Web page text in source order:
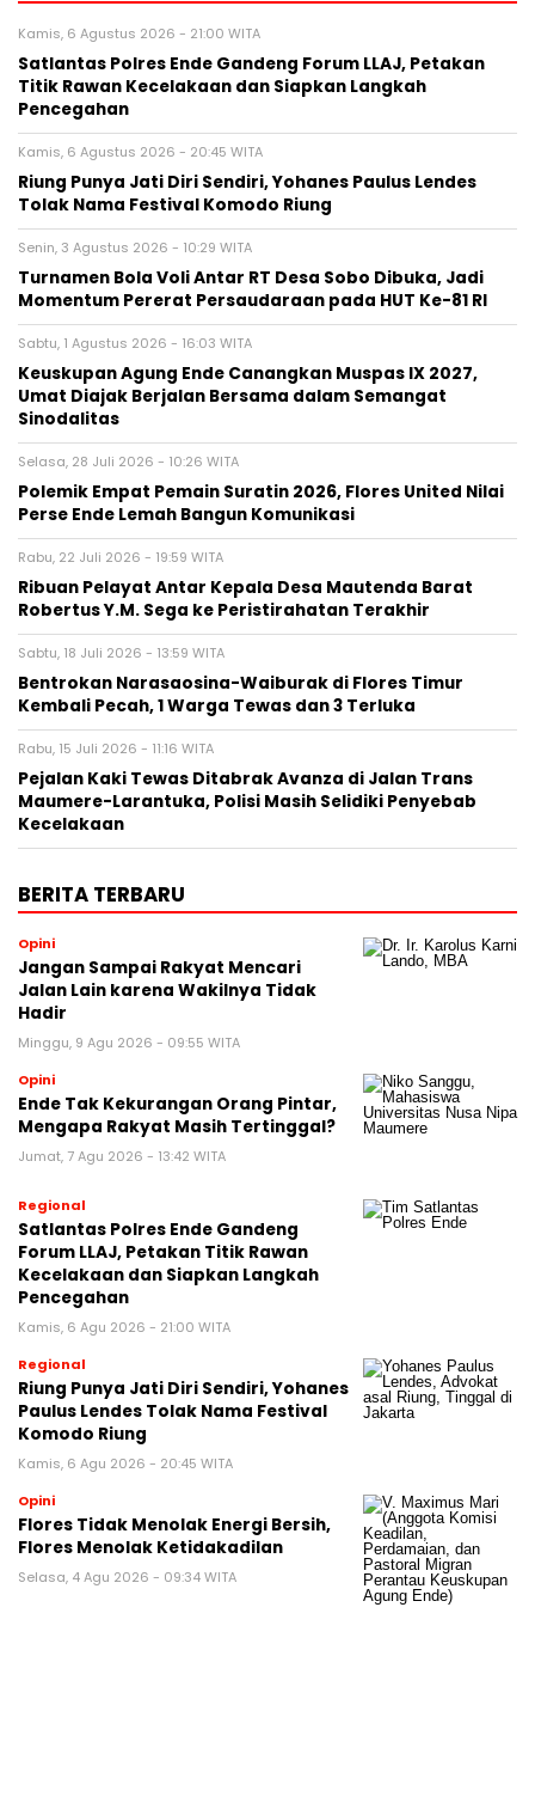
Kamis, 6 Agustus 2026 - 21:00 WITA
Satlantas Polres Ende Gandeng Forum LLAJ, Petakan
Titik Rawan Kecelakaan dan Siapkan Langkah
Pencegahan
Kamis, 6 Agustus 2026 - 20:45 WITA
Riung Punya Jati Diri Sendiri, Yohanes Paulus Lendes
Tolak Nama Festival Komodo Riung
Senin, 3 Agustus 2026 - 10:29 WITA
Turnamen Bola Voli Antar RT Desa Sobo Dibuka, Jadi
Momentum Pererat Persaudaraan pada HUT Ke-81 RI
Sabtu, 1 Agustus 2026 - 16:03 WITA
Keuskupan Agung Ende Canangkan Muspas IX 2027,
Umat Diajak Berjalan Bersama dalam Semangat
Sinodalitas
Selasa, 28 Juli 2026 - 10:26 WITA
Polemik Empat Pemain Suratin 2026, Flores United Nilai
Perse Ende Lemah Bangun Komunikasi
Rabu, 22 Juli 2026 - 19:59 WITA
Ribuan Pelayat Antar Kepala Desa Mautenda Barat
Robertus Y.M. Sega ke Peristirahatan Terakhir
Sabtu, 18 Juli 2026 - 13:59 WITA
Bentrokan Narasaosina-Waiburak di Flores Timur
Kembali Pecah, 1 Warga Tewas dan 3 Terluka
Rabu, 15 Juli 2026 - 11:16 WITA
Pejalan Kaki Tewas Ditabrak Avanza di Jalan Trans
Maumere-Larantuka, Polisi Masih Selidiki Penyebab
Kecelakaan
BERITA TERBARU
Opini
Jangan Sampai Rakyat Mencari
Jalan Lain karena Wakilnya Tidak
Hadir
Minggu, 9 Agu 2026 - 09:55 WITA
Opini
Ende Tak Kekurangan Orang Pintar,
Mengapa Rakyat Masih Tertinggal?
Jumat, 7 Agu 2026 - 13:42 WITA
Regional
Satlantas Polres Ende Gandeng
Forum LLAJ, Petakan Titik Rawan
Kecelakaan dan Siapkan Langkah
Pencegahan
Kamis, 6 Agu 2026 - 21:00 WITA
Regional
Riung Punya Jati Diri Sendiri, Yohanes
Paulus Lendes Tolak Nama Festival
Komodo Riung
Kamis, 6 Agu 2026 - 20:45 WITA
Opini
Flores Tidak Menolak Energi Bersih,
Flores Menolak Ketidakadilan
Selasa, 4 Agu 2026 - 09:34 WITA